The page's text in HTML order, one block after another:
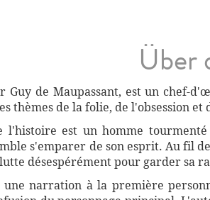
Über
Guy de Maupassant, est un chef-
thèmes de la folie, de l'obsession
l'histoire est un homme
s'emparer de son esprit. Au fil
désespérément pour garder sa
une narration à la première